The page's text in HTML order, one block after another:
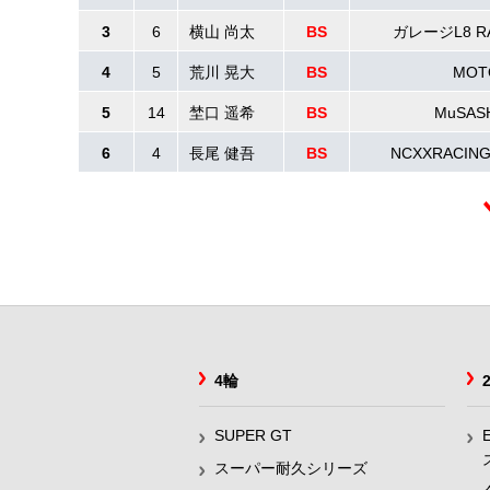
3 6 横山 尚太 BS ガレージL8
4 5 荒川 晃大 BS
5 14 埜口 遥希 BS
6 4 長尾 健吾 BS
4輪
SUPER GT
スーパー耐久シリーズ